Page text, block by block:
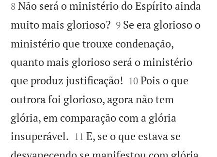
8 Não será o ministério do Espírito ainda
muito mais glorioso?
9 Se era glorioso o
ministério que trouxe condenação,
quanto mais glorioso será o ministério
que produz justificação! 

10 Pois o que
outrora foi glorioso, agora não tem
glória, em comparação com a glória
insuperável. 

11 E, se o que estava se